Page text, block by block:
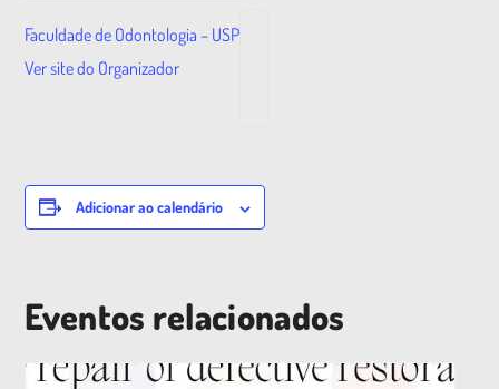
Faculdade de Odontologia – USP
Ver site do Organizador
Adicionar ao calendário
Eventos relacionados